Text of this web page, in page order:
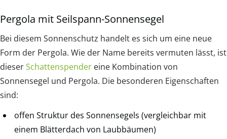
Pergola mit Seilspann-Sonnensegel
Bei diesem Sonnenschutz handelt es sich um eine neue
Form der Pergola. Wie der Name bereits vermuten lässt, ist
dieserSchattenspender eine Kombination von
Sonnensegel und Pergola. Die besonderen Eigenschaften
sind:
offen Struktur des Sonnensegels (vergleichbar mit
einem Blätterdach von Laubbäumen)